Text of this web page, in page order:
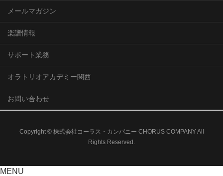
メールマガジン
楽譜情報
サポート業務
オラトリオアカデミー関西
お問い合わせ
Copyright © 株式会社コーラス・カンパニー CHORUS COMPANY All
Rights Reserved.
MENU